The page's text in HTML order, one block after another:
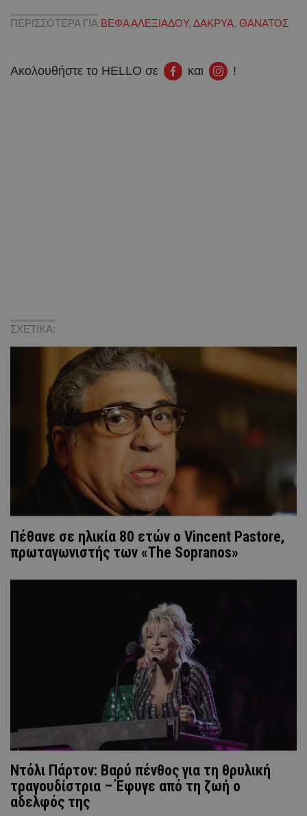
ΠΕΡΙΣΣΟΤΕΡΑ ΓΙΑ ΒΕΦΑ ΑΛΕΞΙΑΔΟΥ, ΔΑΚΡΥΑ, ΘΑΝΑΤΟΣ
Ακολουθήστε το HELLO σε και !
ΣΧΕΤΙΚΑ:
Πέθανε σε ηλικία 80 ετών ο Vincent Pastore,
πρωταγωνιστής των «The Sopranos»
Ντόλι Πάρτον: Βαρύ πένθος για τη θρυλική
τραγουδίστρια – Έφυγε από τη ζωή ο
αδελφός της